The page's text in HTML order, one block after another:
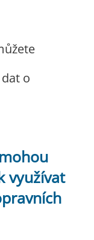
o
využívat